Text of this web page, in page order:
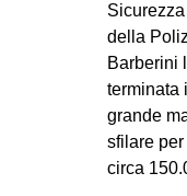
della
Barberini
terminata
grande
sfilare
circa